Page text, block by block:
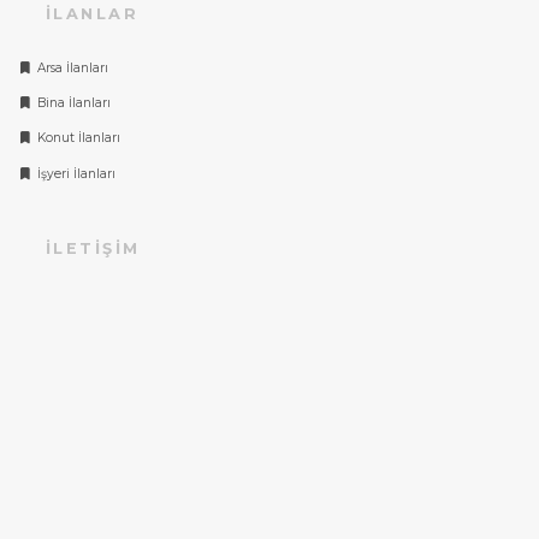
İLANLAR
Arsa İlanları
Bina İlanları
Konut İlanları
İşyeri İlanları
İLETIŞIM